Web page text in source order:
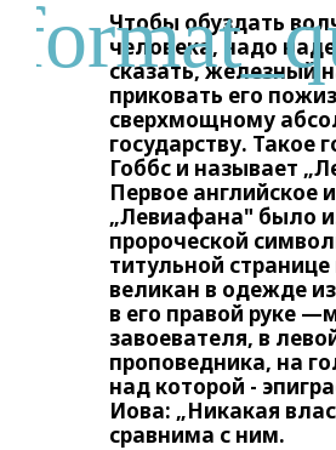
Чтобы обуздать
человека, надо
сказать, железный
приковать его
сверхмощному
государству. Такое
Гоббс и называет
Первое английское
„Левиафана" было
пророческой
титульной
великан в одежде
в его правой руке
завоевателя, в
проповедника, на
над которой -
Иова: „Никакая
сравнима с ним.